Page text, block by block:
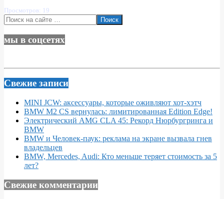
Просмотров: 19
Поиск
мы в соцсетях
Свежие записи
MINI JCW: аксессуары, которые оживляют хот-хэтч
BMW M2 CS вернулась: лимитированная Edition Edge!
Электрический AMG CLA 45: Рекорд Нюрбургринга и
BMW
BMW и Человек-паук: реклама на экране вызвала гнев
владельцев
BMW, Mercedes, Audi: Кто меньше теряет стоимость за 5
лет?
Свежие комментарии